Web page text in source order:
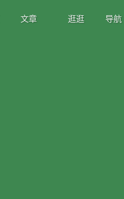
文章 逛逛 导航